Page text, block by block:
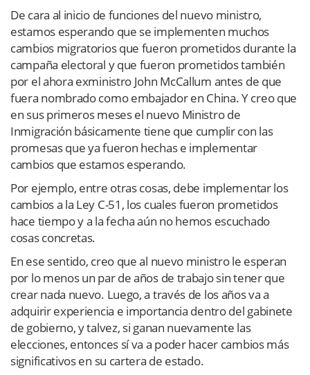
De cara al inicio de funciones del nuevo ministro,
estamos esperando que se implementen muchos
cambios migratorios que fueron prometidos durante la
campaña electoral y que fueron prometidos también
por el ahora exministro John McCallum antes de que
fuera nombrado como embajador en China. Y creo que
en sus primeros meses el nuevo Ministro de
Inmigración básicamente tiene que cumplir con las
promesas que ya fueron hechas e implementar
cambios que estamos esperando.
Por ejemplo, entre otras cosas, debe implementar los
cambios a la Ley C-51, los cuales fueron prometidos
hace tiempo y a la fecha aún no hemos escuchado
cosas concretas.
En ese sentido, creo que al nuevo ministro le esperan
por lo menos un par de años de trabajo sin tener que
crear nada nuevo. Luego, a través de los años va a
adquirir experiencia e importancia dentro del gabinete
de gobierno, y talvez, si ganan nuevamente las
elecciones, entonces sí va a poder hacer cambios más
significativos en su cartera de estado.